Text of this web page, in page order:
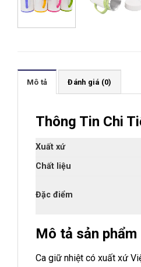
Mô tả Đánh giá (0)
Thông Tin Chi
Xuất xứ
Chất liệu
Đặc điểm
Mô tả sản phẩm
Ca giữ nhiệt có xuất xứ